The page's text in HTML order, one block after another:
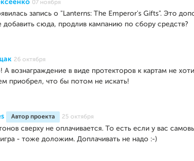
07 ноября
запись о "Lanterns: The Emperor's Gifts". Это
добавить сюда, продлив кампанию по сбору средств?
26 октября
А вознаграждение в виде протекторов к картам не
приобрел, что бы потом не искать!
Автор проекта 25 октября
сверху не оплачивается. То есть если у вас
- тоже доложим. Доплачивать не надо :-)